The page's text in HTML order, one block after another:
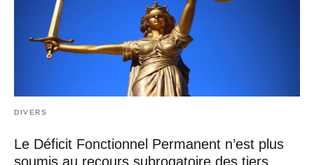
DIVERS
Le Déficit Fonctionnel Permanent n’est plus
soumis au recours subrogatoire des tiers